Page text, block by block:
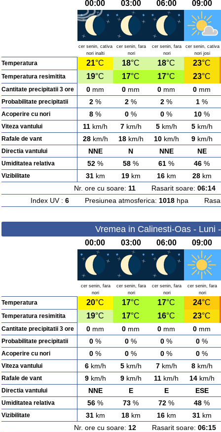
00:00 03:00 06:00 09:00
cer senin, cativa
nori inalti
cer senin, fara
nori
cer senin, fara
nori
cer senin, cativa
nori josi
Temperatura 21°C 18°C 18°C 23°C
Temperatura resimitita 19°C 17°C 17°C 23°C
Cantitate precipitatii 3 ore 0 mm 0 mm 0 mm 0 mm
Probabilitate precipitatii 2 % 2 % 2 % 1 %
Acoperire cu nori 8 % 0 % 0 % 10 %
Viteza vantului 11 km/h 7km/h 5km/h 5km/h
Rafale de vant 28km/h 18km/h 10km/h 9km/h
Directia vantului NNE N NNE NE
Umiditatea relativa 52 % 58 % 61 % 46 %
Vizibilitate 31km 19km 16km 28km
Nr. ore cu soare: 11 Rasarit soare: 06:14
Index UV : 6Presiunea atmosferica: 1018hpa
Vremea in Calinesti-Oas - Luni
00:00 03:00 06:00 09:00
cer senin, fara
nori
cer senin, fara
nori
cer senin, fara
nori
cer senin, fara
nori
Temperatura 20°C 17°C 17°C 24°C
Temperatura resimitita 19°C 17°C 16°C 23°C
Cantitate precipitatii 3 ore 0 mm 0 mm 0 mm 0 mm
Probabilitate precipitatii 0 % 0 % 0 % 0 %
Acoperire cu nori 0 % 0 % 0 % 0 %
Viteza vantului 6km/h 5km/h 7km/h 8km/h
Rafale de vant 9km/h 9km/h 11 km/h 14km/h
Directia vantului NNE E E ESE
Umiditatea relativa 56 % 73 % 72 % 48 %
Vizibilitate 31km 18km 16km 31km
Nr. ore cu soare: 12Rasarit soare: 06:15